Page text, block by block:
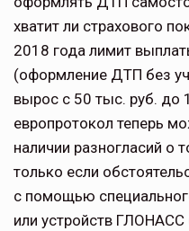
хватит ли страхового
2018 года лимит
(оформление ДТП без
вырос с 50 тыс. руб. до
европротокол теперь
наличии разногласий о
только если
с помощью
или устройств ГЛОНАСС